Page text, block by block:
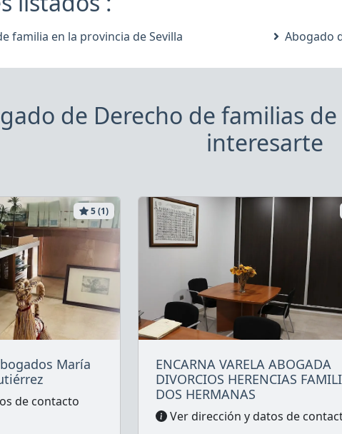
familia en la provincia de Sevilla Abogado
de Derecho de familias
interesarte
5 (1)
María
de contacto
ENCARNA VARELA ABOGADA
DIVORCIOS HERENCIAS
DOS HERMANAS
Ver dirección y datos de